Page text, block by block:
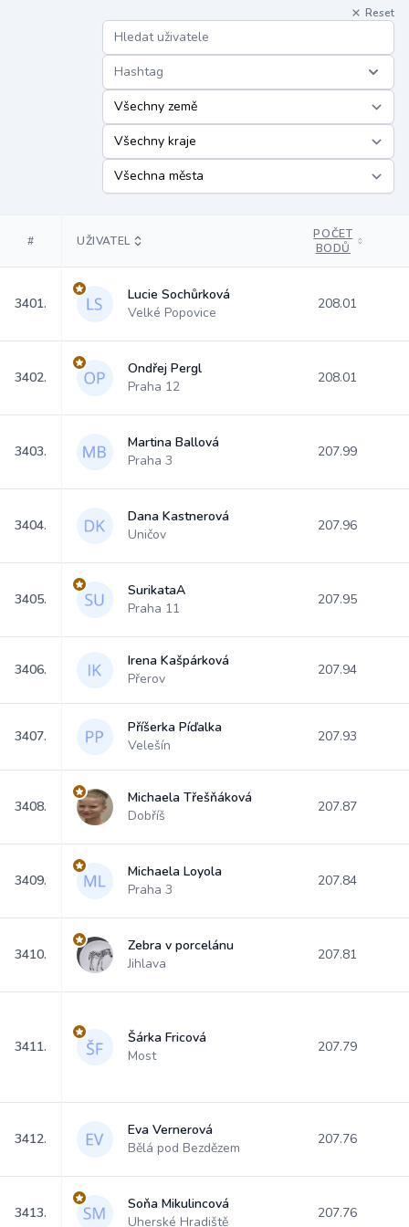
Reset
Hashtag
# UŽIVATEL
POČET
BODŮ
3401.
Lucie Sochůrková
Velké Popovice
208.01
3402.
Ondřej Pergl
Praha 12
208.01
3403.
Martina Ballová
Praha 3
207.99
3404.
Dana Kastnerová
Uničov
207.96
3405.
SurikataA
Praha 11
207.95
3406.
Irena Kašpárková
Přerov
207.94
3407.
Příšerka Píďalka
Velešín
207.93
3408.
Michaela Třešňáková
Dobříš
207.87
3409.
Michaela Loyola
Praha 3
207.84
3410.
Zebra v porcelánu
Jihlava
207.81
3411.
Šárka Fricová
Most
207.79
3412.
Eva Vernerová
Bělá pod Bezdězem
207.76
3413.
Soňa Mikulincová
Uherské Hradiště
207.76